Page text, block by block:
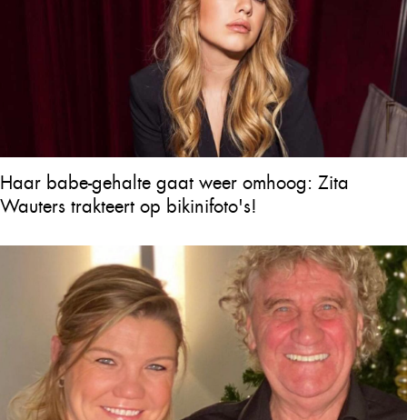
Haar babe-gehalte gaat weer omhoog: Zita
Wauters trakteert op bikinifoto's!